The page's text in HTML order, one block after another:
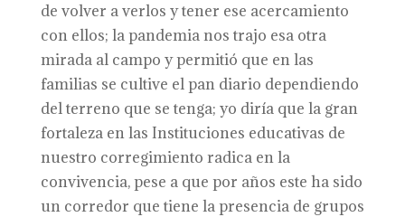
de volver a verlos y tener ese acercamiento
con ellos; la pandemia nos trajo esa otra
mirada al campo y permitió que en las
familias se cultive el pan diario dependiendo
del terreno que se tenga; yo diría que la gran
fortaleza en las Instituciones educativas de
nuestro corregimiento radica en la
convivencia, pese a que por años este ha sido
un corredor que tiene la presencia de grupos